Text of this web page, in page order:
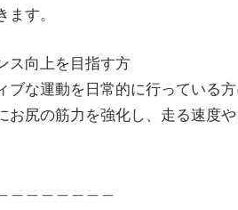
す。
ス向上を目指す方
ブな運動を日常的に行っている
お尻の筋力を強化し、走る速度